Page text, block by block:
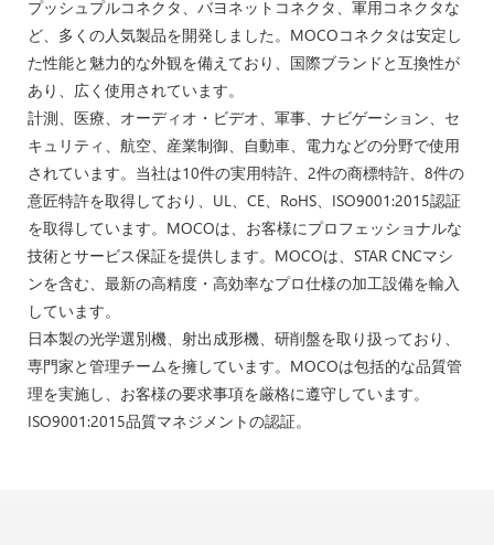
プッシュプルコネクタ、バヨネットコネクタ、軍用コネクタな
ど、多くの人気製品を開発しました。MOCOコネクタは安定し
た性能と魅力的な外観を備えており、国際ブランドと互換性が
あり、広く使用されています。
計測、医療、オーディオ・ビデオ、軍事、ナビゲーション、セ
キュリティ、航空、産業制御、自動車、電力などの分野で使用
されています。当社は10件の実用特許、2件の商標特許、8件の
意匠特許を取得しており、UL、CE、RoHS、ISO9001:2015認証
を取得しています。MOCOは、お客様にプロフェッショナルな
技術とサービス保証を提供します。MOCOは、STAR CNCマシ
ンを含む、最新の高精度・高効率なプロ仕様の加工設備を輸入
しています。
日本製の光学選別機、射出成形機、研削盤を取り扱っており、
専門家と管理チームを擁しています。MOCOは包括的な品質管
理を実施し、お客様の要求事項を厳格に遵守しています。
ISO9001:2015品質マネジメントの認証。